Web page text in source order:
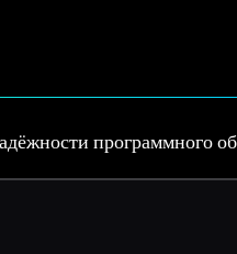
программного